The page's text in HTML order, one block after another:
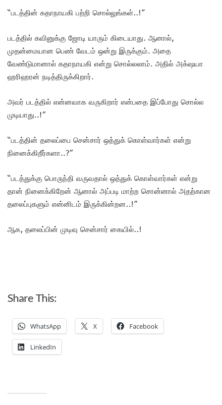
“படத்தின் கதாநாயகி பற்றி சொல்லுங்கள்..!”
படத்தில் கவினுக்கு ஜோடி யாரும் கிடையாது. ஆனால்,
முதன்மையான பெண் வேடம் ஒன்று இருக்கும். அதை
வேண்டுமானால் கதாநாயகி என்று சொல்லலாம். அதில் அக்‌ஷயா
ஹரிஹரன் நடித்திருக்கிறார்.
அவர் படத்தில் என்னவாக வருகிறார் என்பதை இப்போது சொல்ல
முடியாது..!”
“படத்தின் தலைப்பை சென்சார் ஒத்துக் கொள்வார்கள் என்று
நினைக்கிறீர்களா..?”
“படத்துக்கு பொருந்தி வருவதால் ஒத்துக் கொள்வார்கள் என்று
தான் நினைக்கிறேன் ஆனால் அப்படி மாற்ற சொன்னால் அதற்கான
தலைப்புகளும் என்னிடம் இருக்கின்றன..!”
ஆக, தலைப்பின் முடிவு சென்சார் கையில்..!
Share This:
WhatsApp X Facebook
LinkedIn